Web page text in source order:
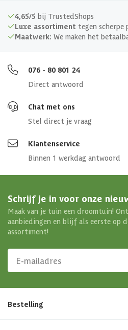
4,65/5 bij TrustedShops
Luxe assortiment tegen scherpe
Maatwerk: We maken het
076 - 80 801 24
Direct antwoord
Chat met ons
Stel direct je vraag
Klantenservice
Binnen 1 werkdag antwoord
Schrijf je in voor onze
Maak van je tuin een droomtuin!
aanbiedingen en blijf als eerste op
assortiment!
Bestelling